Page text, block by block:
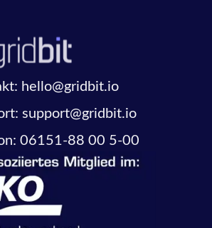
hello@gridbit.io
support@gridbit.io
06151-88 00 5-00